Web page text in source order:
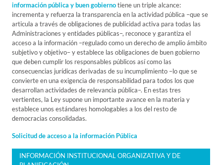
información pública y buen gobiernotiene un triple alcance:
incrementa y refuerza la transparencia en la actividad pública –que se
articula a través de obligaciones de publicidad activa para todas las
Administraciones y entidades públicas–, reconoce y garantiza el
acceso a la información –regulado como un derecho de amplio ámbito
subjetivo y objetivo– y establece las obligaciones de buen gobierno
que deben cumplir los responsables públicos así como las
consecuencias jurídicas derivadas de su incumplimiento –lo que se
convierte en una exigencia de responsabilidad para todos los que
desarrollan actividades de relevancia pública–. En estas tres
vertientes, la Ley supone un importante avance en la materia y
establece unos estándares homologables a los del resto de
democracias consolidadas.
Solicitud de acceso a la información Pública
INFORMACIÓN INSTITUCIONAL ORGANIZATIVA Y DE